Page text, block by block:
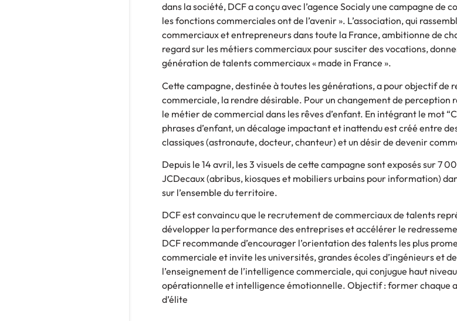
dans la société, DCF a conçu avec l’agence Socialy une campagne de
les fonctions commerciales ont de l’avenir ». L’association, qui
commerciaux et entrepreneurs dans toute la France, ambitionne de
regard sur les métiers commerciaux pour susciter des vocations,
génération de talents commerciaux « made in France ».
Cette campagne, destinée à toutes les générations, a pour objectif de
commerciale, la rendre désirable. Pour un changement de perception
le métier de commercial dans les rêves d’enfant. En intégrant le mot
phrases d’enfant, un décalage impactant et inattendu est créé entre
classiques (astronaute, docteur, chanteur) et un désir de devenir
Depuis le 14 avril, les 3 visuels de cette campagne sont exposés sur 7
JCDecaux (abribus, kiosques et mobiliers urbains pour information)
sur l’ensemble du territoire.
DCF est convaincu que le recrutement de commerciaux de talents
développer la performance des entreprises et accélérer le
DCF recommande d’encourager l’orientation des talents les plus
commerciale et invite les universités, grandes écoles d’ingénieurs et
l’enseignement de l’intelligence commerciale, qui conjugue haut
opérationnelle et intelligence émotionnelle. Objectif : former chaque
d’élite